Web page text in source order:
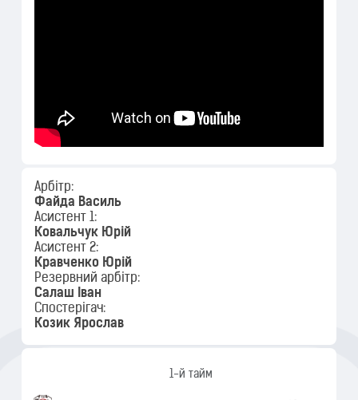
Арбітр:
Файда Василь
Асистент 1:
Ковальчук Юрій
Асистент 2:
Кравченко Юрій
Резервний арбітр:
Салаш Іван
Спостерігач:
Козик Ярослав
1-й тайм